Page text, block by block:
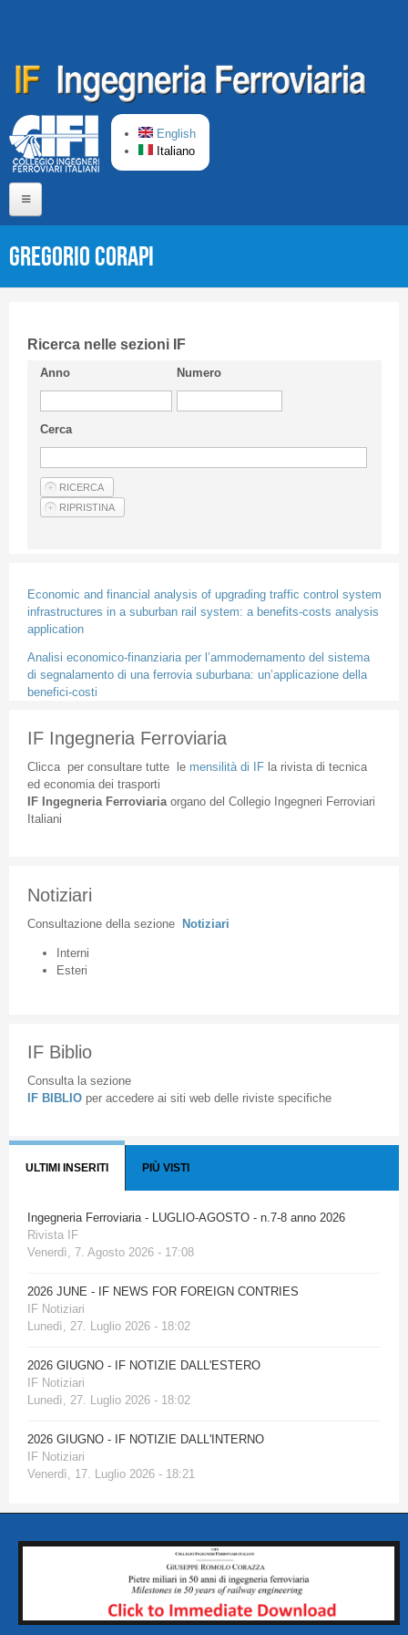
English
Italiano
CIFI in breve
Linee Guida
Privacy Policy
Articoli
Gregorio CORAPI
Ricerca nelle sezioni IF
Anno Numero
Cerca
Economic and financial analysis of upgrading traffic control system
infrastructures in a suburban rail system: a benefits-costs analysis
application
Analisi economico-finanziaria per l’ammodernamento del sistema
di segnalamento di una ferrovia suburbana: un’applicazione della
benefici-costi
IF Ingegneria Ferroviaria
Cliccaper consultare tuttele mensilità di IFla rivista di tecnica
ed economia dei trasporti
IF Ingegneria Ferroviaria organodel Collegio Ingegneri Ferroviari
Italiani
Notiziari
Consultazione della sezione Notiziari
Interni
Esteri
IF Biblio
Consulta la sezione
IF BIBLIO per accedere ai siti web delle riviste specifiche
ULTIMI INSERITI PIÙ VISTI
Ingegneria Ferroviaria - LUGLIO-AGOSTO - n.7-8 anno 2026
Rivista IF
Venerdì, 7. Agosto 2026 - 17:08
2026 JUNE - IF NEWS FOR FOREIGN CONTRIES
IF Notiziari
Lunedì, 27. Luglio 2026 - 18:02
2026 GIUGNO - IF NOTIZIE DALL'ESTERO
IF Notiziari
Lunedì, 27. Luglio 2026 - 18:02
2026 GIUGNO - IF NOTIZIE DALL'INTERNO
IF Notiziari
Venerdì, 17. Luglio 2026 - 18:21